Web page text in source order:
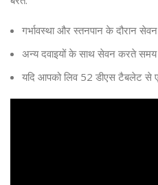
गर्भावस्था और स्तनपान के दौरान
अन्य दवाइयों के साथ सेवन करते समय
यदि आपको लिव 52 डीएस टैबलेट से